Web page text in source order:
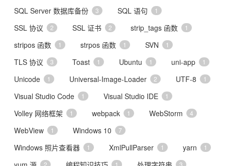
SQL Server 数据库备份 3 SQL 语句 1
SSL 协议 2 SSL 证书 2 strip_tags 函数 1
stripos 函数 1 strpos 函数 1 SVN 1
TLS 协议 3 Toast 1 Ubuntu 1 uni-app 1
Unicode 1 Universal-Image-Loader 2 UTF-8 1
Visual Studio Code 1 Visual Studio IDE 1
Volley 网络框架 1 webpack 1 WebStorm 4
WebView 1 Windows 10 7
Windows 照片查看器 1 XmlPullParser 1 yarn 1
2 1 3